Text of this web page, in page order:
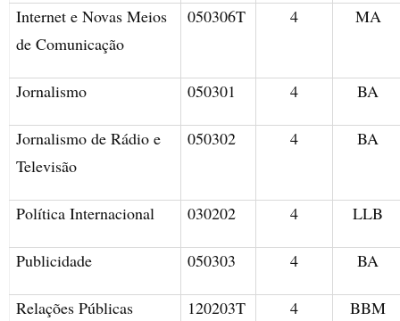
Internet e Novas Meios
de Comunicação
050306T 4 MA
Jornalismo 050301 4 BA
Jornalismo de Rádio e
Televisão
050302 4 BA
Política Internacional 030202 4 LLB
Publicidade 050303 4 BA
Relações Públicas 120203T 4 BBM